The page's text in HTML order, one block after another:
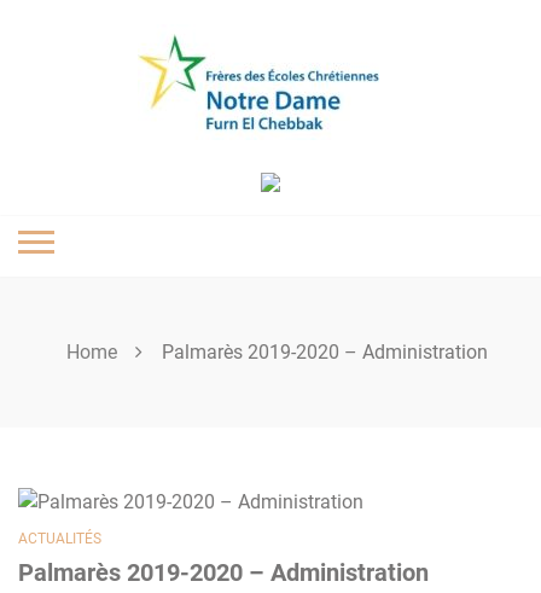
Home Palmarès 2019-2020 – Administration
ACTUALITÉS
Palmarès 2019-2020 – Administration